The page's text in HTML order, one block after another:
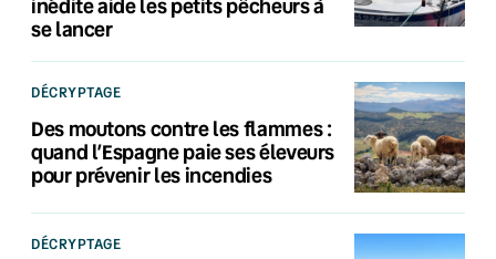
inédite aide les petits pêcheurs à
se lancer
DÉCRYPTAGE
Des moutons contre les flammes :
quand l’Espagne paie ses éleveurs
pour prévenir les incendies
DÉCRYPTAGE